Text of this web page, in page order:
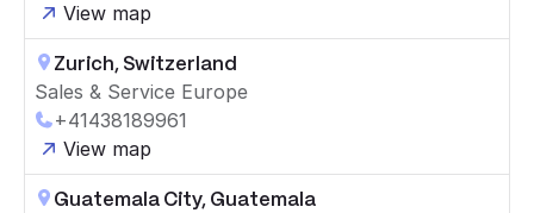
View map
Zurich, Switzerland
Sales & Service Europe
+41438189961
View map
Guatemala City, Guatemala